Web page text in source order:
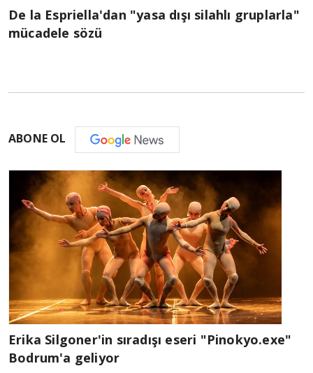
De la Espriella'dan "yasa dışı silahlı gruplarla"
mücadele sözü
ABONE OL
Erika Silgoner'in sıradışı eseri "Pinokyo.exe"
Bodrum'a geliyor